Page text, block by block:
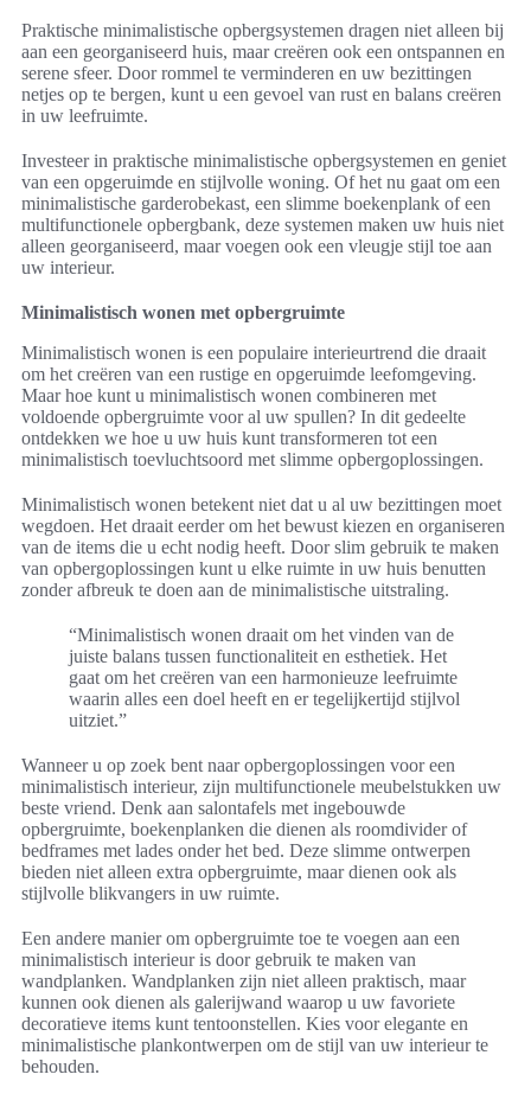
Praktische minimalistische opbergsystemen dragen niet alleen bij
aan een georganiseerd huis, maar creëren ook een ontspannen en
serene sfeer. Door rommel te verminderen en uw bezittingen
netjes op te bergen, kunt u een gevoel van rust en balans creëren
in uw leefruimte.
Investeer in praktische minimalistische opbergsystemen en geniet
van een opgeruimde en stijlvolle woning. Of het nu gaat om een
minimalistische garderobekast, een slimme boekenplank of een
multifunctionele opbergbank, deze systemen maken uw huis niet
alleen georganiseerd, maar voegen ook een vleugje stijl toe aan
uw interieur.
Minimalistisch wonen met opbergruimte
Minimalistisch wonen is een populaire interieurtrend die draait
om het creëren van een rustige en opgeruimde leefomgeving.
Maar hoe kunt u minimalistisch wonen combineren met
voldoende opbergruimte voor al uw spullen? In dit gedeelte
ontdekken we hoe u uw huis kunt transformeren tot een
minimalistisch toevluchtsoord met slimme opbergoplossingen.
Minimalistisch wonen betekent niet dat u al uw bezittingen moet
wegdoen. Het draait eerder om het bewust kiezen en organiseren
van de items die u echt nodig heeft. Door slim gebruik te maken
van opbergoplossingen kunt u elke ruimte in uw huis benutten
zonder afbreuk te doen aan de minimalistische uitstraling.
“Minimalistisch wonen draait om het vinden van de
juiste balans tussen functionaliteit en esthetiek. Het
gaat om het creëren van een harmonieuze leefruimte
waarin alles een doel heeft en er tegelijkertijd stijlvol
uitziet.”
Wanneer u op zoek bent naar opbergoplossingen voor een
minimalistisch interieur, zijn multifunctionele meubelstukken uw
beste vriend. Denk aan salontafels met ingebouwde
opbergruimte, boekenplanken die dienen als roomdivider of
bedframes met lades onder het bed. Deze slimme ontwerpen
bieden niet alleen extra opbergruimte, maar dienen ook als
stijlvolle blikvangers in uw ruimte.
Een andere manier om opbergruimte toe te voegen aan een
minimalistisch interieur is door gebruik te maken van
wandplanken. Wandplanken zijn niet alleen praktisch, maar
kunnen ook dienen als galerijwand waarop u uw favoriete
decoratieve items kunt tentoonstellen. Kies voor elegante en
minimalistische plankontwerpen om de stijl van uw interieur te
behouden.